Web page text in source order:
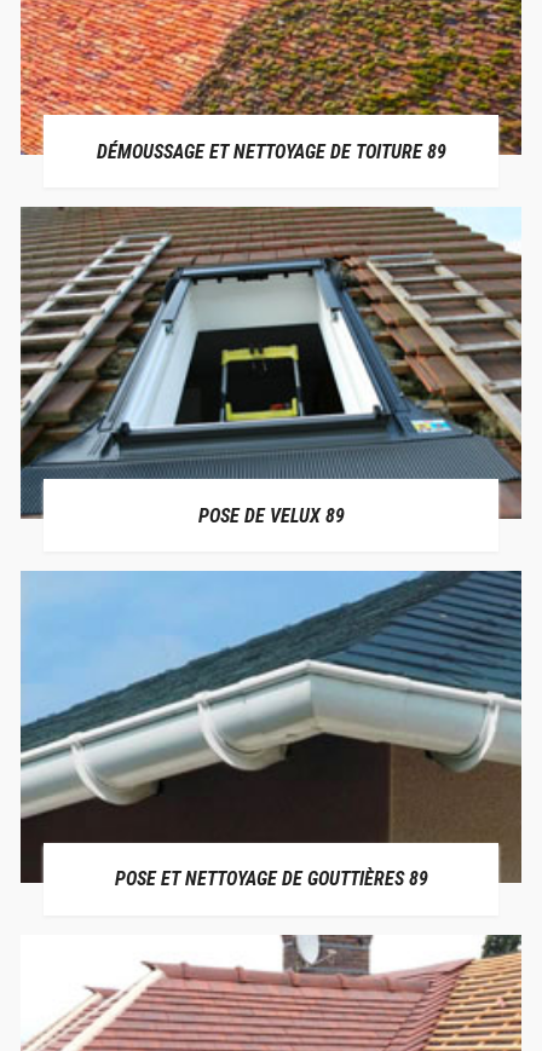
DÉMOUSSAGE ET NETTOYAGE DE TOITURE 89
POSE DE VELUX 89
POSE ET NETTOYAGE DE GOUTTIÈRES 89